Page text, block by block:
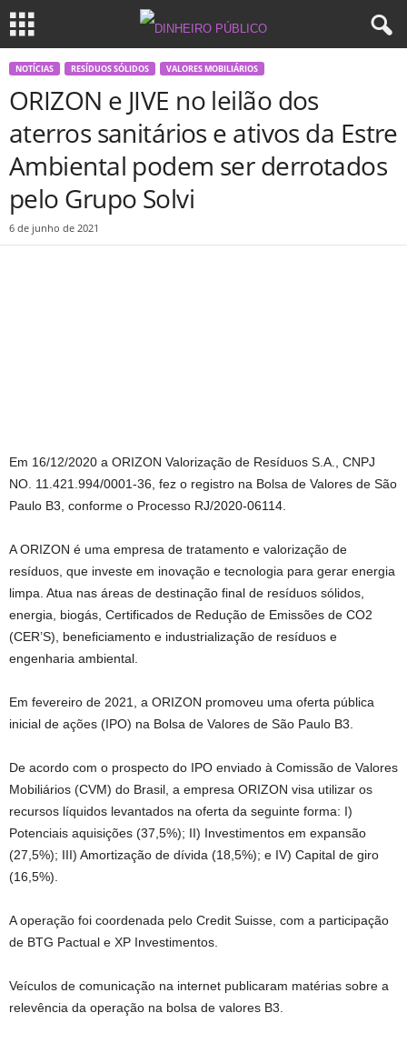
NOTÍCIAS RESÍDUOS SÓLIDOS VALORES MOBILIÁRIOS
ORIZON e JIVE no leilão dos
aterros sanitários e ativos da Estre
Ambiental podem ser derrotados
pelo Grupo Solvi
6 de junho de 2021
Em 16/12/2020 a ORIZON Valorização de Resíduos S.A., CNPJ
NO. 11.421.994/0001-36, fez o registro na Bolsa de Valores de São
Paulo B3, conforme o Processo RJ/2020-06114.
A ORIZON é uma empresa de tratamento e valorização de
resíduos, que investe em inovação e tecnologia para gerar energia
limpa. Atua nas áreas de destinação final de resíduos sólidos,
energia, biogás, Certificados de Redução de Emissões de CO2
(CER’S), beneficiamento e industrialização de resíduos e
engenharia ambiental.
Em fevereiro de 2021, a ORIZON promoveu uma oferta pública
inicial de ações (IPO) na Bolsa de Valores de São Paulo B3.
De acordo com o prospecto do IPO enviado à Comissão de Valores
Mobiliários (CVM) do Brasil, a empresa ORIZON visa utilizar os
recursos líquidos levantados na oferta da seguinte forma: I)
Potenciais aquisições (37,5%); II) Investimentos em expansão
(27,5%); III) Amortização de dívida (18,5%); e IV) Capital de giro
(16,5%).
A operação foi coordenada pelo Credit Suisse, com a participação
de BTG Pactual e XP Investimentos.
Veículos de comunicação na internet publicaram matérias sobre a
relevência da operação na bolsa de valores B3.